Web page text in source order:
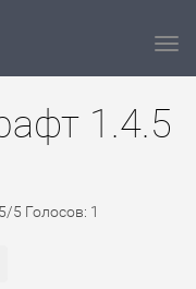
1.4.5
5/5 Голосов: 1